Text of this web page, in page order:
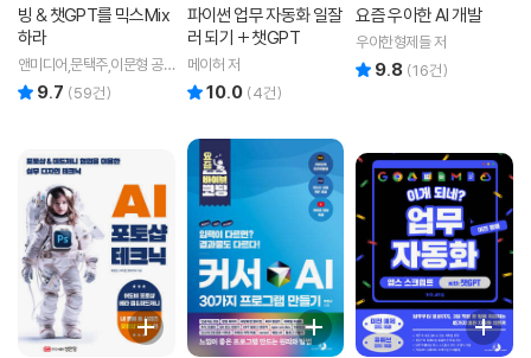
빙 & 챗GPT를 믹스Mix
하라
앤미디어,문택주,이문형 공
저 9.7 (59건)
파이썬 업무 자동화 일잘
러 되기 + 챗GPT
메이허 저
10.0 (4건)
요즘 우아한 AI 개발
우아한형제들 저
9.8 (16건)